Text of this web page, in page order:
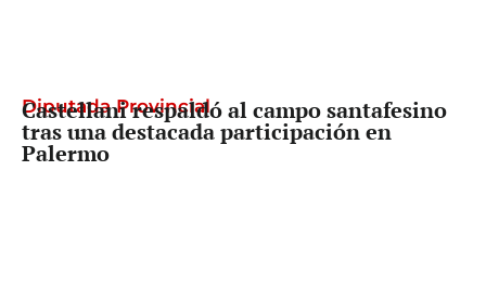
Diputada Provincial
Castellani respaldó al campo santafesino
tras una destacada participación en
Palermo